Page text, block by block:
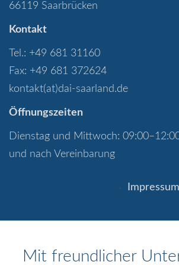
66119 Saarbrücken
Kontakt
Tel.: +49 681 31160
Fax: +49 681 372624
kontakt(at)dai-saarland.de
Öffnungszeiten
Dienstag und Mittwoch:
und nach Vereinbarung
Impressum
Mit freundlicher